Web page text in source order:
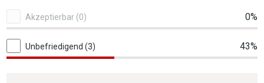
Akzeptierbar (0) 0%
Unbefriedigend (3) 43%